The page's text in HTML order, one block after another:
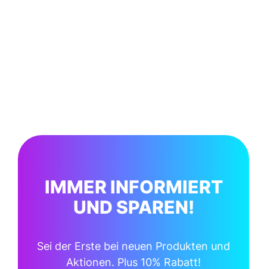
IMMER INFORMIERT
UND SPAREN!
Sei der Erste bei neuen Produkten und
Aktionen. Plus 10% Rabatt!